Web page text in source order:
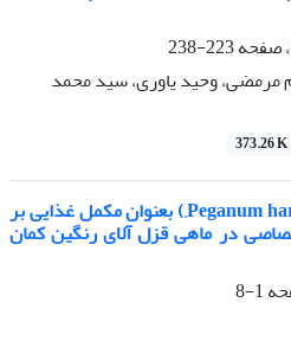
223-238
مرمضی، وحید یاوری، سید محمد
373.26 K
اثر عصاره دانه اسفند (Peganum harmala L,) بعنوان مکمل غذایی بر
در ماهی قزل آلای رنگین کمان
1-8